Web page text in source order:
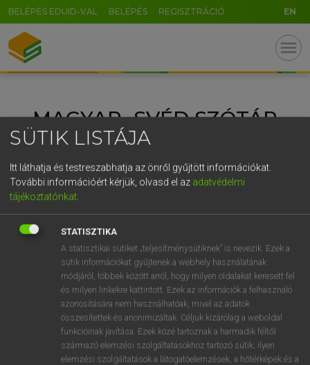
BELÉPÉS EDUID-VAL BELÉPÉS REGISZTRÁCIÓ EN
menu
MAGYAR−SVÉD SZÓTÁR
SÜTIK LISTÁJA
Itt láthatja és testreszabhatja az önről gyűjtött információkat.
További információért kérjük, olvasd el az adatvédelmi
tájékoztatónkat
STATISZTIKA
A statisztikai sütiket „teljesítménysütiknek” is nevezik. Ezek a
sütik információkat gyűjtenek a webhely használatának
módjáról, többek között arról, hogy milyen oldalakat keresett fel
és milyen linkekre kattintott. Ezek az információk a felhasználó
azonosítására nem használhatóak, mivel az adatok
összesítettek és anonimizáltak. Céljuk kizárólag a weboldal
funkcióinak javítása. Ezek közé tartoznak a harmadik féltől
származó elemzési szolgáltatásokhoz tartozó sütik; ilyen
elemzési szolgáltatások a látogatóelemzések, a hőtérképek és a
GR
5
g h j k l é á ű Ω
v b n m ,